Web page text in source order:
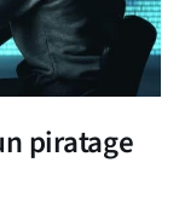
piratage